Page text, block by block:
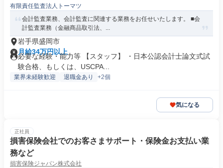
有限責任監査法人トーマツ
会計監査業務、会計監査に関連する業務をお任せいたします。 ■会
計監査業務（金融商品取引法、...
岩手県盛岡市
月給34万円以上
必要な経験・能力等 【スタッフ】 ・日本公認会計士論文式試
験合格、もしくは、USCPA...
業界未経験歓迎 退職金あり +2個
気になる
正社員
損害保険会社でのお客さまサポート・保険金お支払い業
務など
損害保険ジャパン株式会社